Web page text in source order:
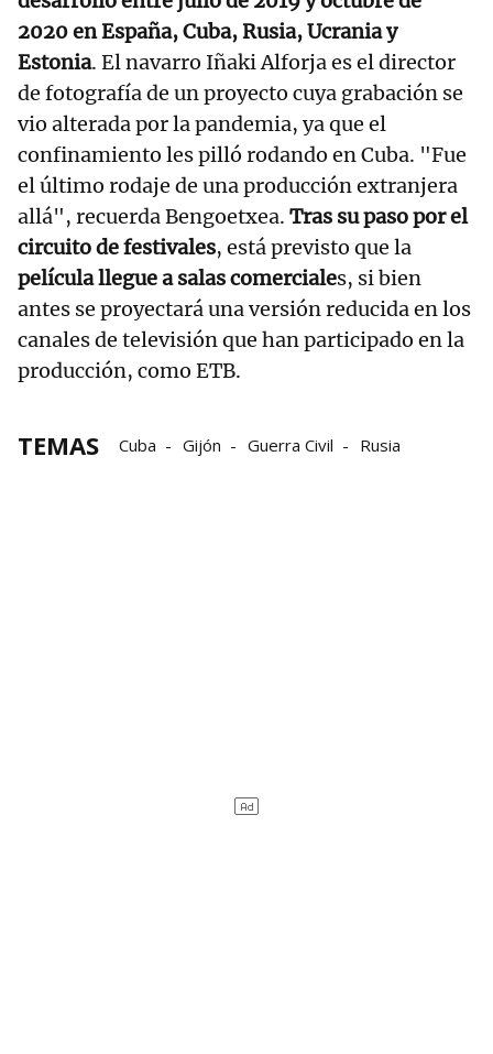
2020 en España, Cuba, Rusia, Ucrania y
Estonia. El navarro Iñaki Alforja es el director
de fotografía de un proyecto cuya grabación se
vio alterada por la pandemia, ya que el
confinamiento les pilló rodando en Cuba. "Fue
el último rodaje de una producción extranjera
allá", recuerda Bengoetxea. Tras su paso por el
circuito de festivales, está previsto que la
película llegue a salas comerciales, si bien
antes se proyectará una versión reducida en los
canales de televisión que han participado en la
producción, como ETB.
TEMAS Cuba Gijón Guerra Civil Rusia